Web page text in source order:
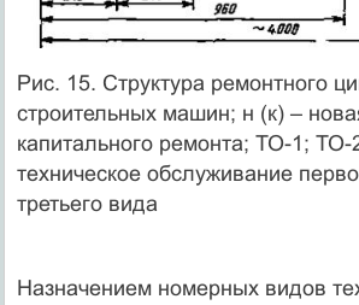
Рис. 15. Структура ремонтного
строительных машин; н (к) –
капитального ремонта; ТО-1;
техническое обслуживание
третьего вида
Назначением номерных видов